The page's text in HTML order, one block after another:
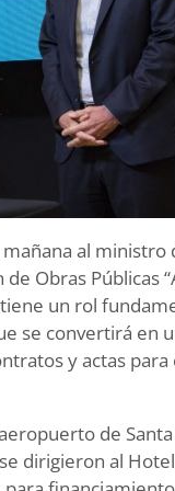
al ministro
Obras Públicas
un rol
se convertirá en
y actas
de
dirigieron al